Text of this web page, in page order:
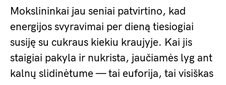
Mokslininkai jau seniai patvirtino, kad
energijos svyravimai per dieną tiesiogiai
susiję su cukraus kiekiu kraujyje. Kai jis
staigiai pakyla ir nukrista, jaučiamės lyg ant
kalnų slidinėtume — tai euforija, tai visiškas